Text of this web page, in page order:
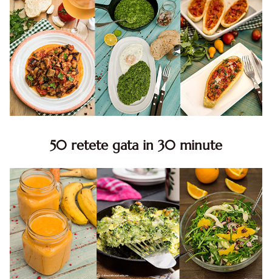
50 retete gata in 30 minute
minute. Retete rapide. Retete rapide de mancare. Idei
retete mancare rapid